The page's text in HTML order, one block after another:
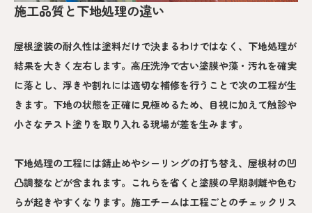
施工品質と下地処理の違い
屋根塗装の耐久性は塗料だけで決まるわけではなく、下地処理が
結果を大きく左右します。高圧洗浄で古い塗膜や藻・汚れを確実
に落とし、浮きや割れには適切な補修を行うことで次の工程が生
きます。下地の状態を正確に見極めるため、目視に加えて触診や
小さなテスト塗りを取り入れる現場が差を生みます。
下地処理の工程には錆止めやシーリングの打ち替え、屋根材の凹
凸調整などが含まれます。これらを省くと塗膜の早期剥離や色む
らが起きやすくなります。施工チームは工程ごとのチェックリス